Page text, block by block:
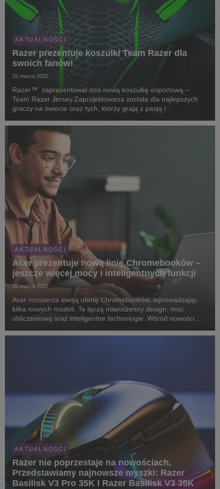
AKTUALNOŚCI
Razer prezentuje koszulki Team Razer dla
swoich fanów!
25 marca 2025
Razer™ zaprezentował dziś nową koszulkę esportową –
Team Razer Jersey.Zaprojektowana została dla najlepszych
graczy na świecie oraz tych, którzy grają z pasją i
AKTUALNOŚCI
Acer prezentuje nową linię Chromebooków –
jeszcze więcej mocy i inteligentnych funkcji
20 marca 2025
Acer rozszerza swoją ofertę Chromebooków, wprowadzając
kilka nowych modeli. Te łączą nowoczesny design, moc
obliczeniową oraz inteligentne technologie. Wśród nowości
oraz ultraprzenośny Acer Chromebook Tab 311.
AKTUALNOŚCI
Razer nie poprzestaje na nowościach.
Przedstawiamy najnowsze myszki: Razer
Basilisk V3 Pro 35K I Razer Basilisk V3 35K